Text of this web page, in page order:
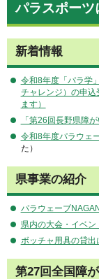
パラスポー
新着情報
令和8年度「パラ学
チャレンジ）の申込
ます）
「第26回長野県障
令和8年度パラウェ
た）
県事業の紹介
パラウェーブ
県内の大会・イベン
ボッチャ用具の貸出
第27回全国障